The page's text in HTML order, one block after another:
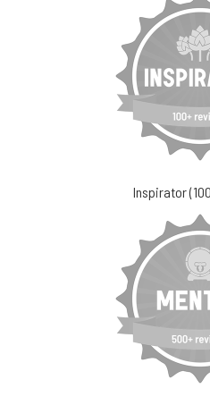
Inspirator